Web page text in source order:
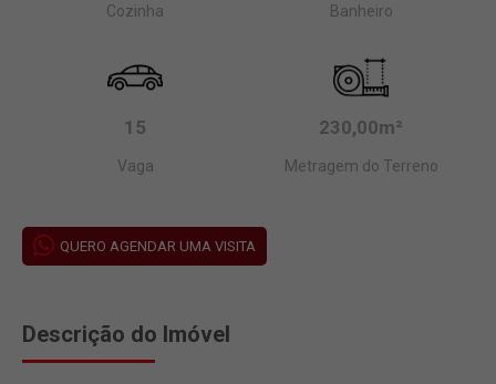
Cozinha Banheiro
15
Vaga
230,00m²
Metragem do Terreno
QUERO AGENDAR UMA VISITA
Descrição do Imóvel